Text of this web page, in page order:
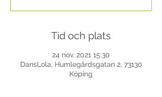
Tid och plats
24 nov. 2021 15:30
DansLola, Humlegårdsgatan 2, 73130
Köping